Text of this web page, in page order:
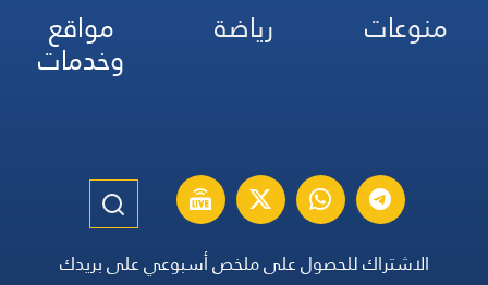
منوعات
رياضة مواقع
وخدمات
الاشتراك للحصول على ملخص أسبوعي على بريدك